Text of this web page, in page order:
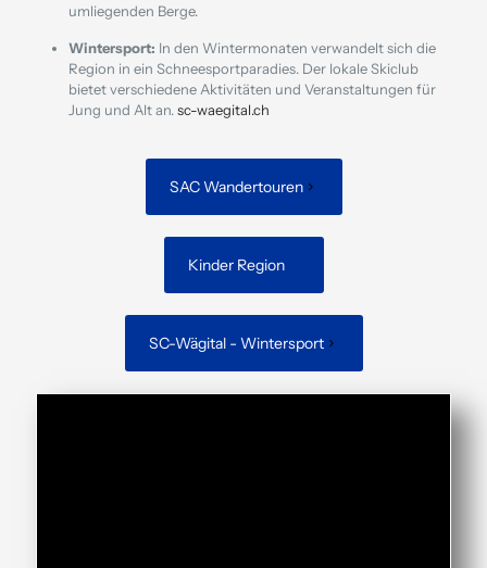
umliegenden Berge.
Wintersport: In den Wintermonaten verwandelt sich die
Region in ein Schneesportparadies. Der lokale Skiclub
bietet verschiedene Aktivitäten und Veranstaltungen für
Jung und Alt an. sc-waegital.ch
SAC Wandertouren
Kinder Region
SC-Wägital - Wintersport